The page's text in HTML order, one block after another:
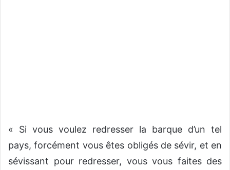
« Si vous voulez redresser la barque d’un tel
pays, forcément vous êtes obligés de sévir, et en
sévissant pour redresser, vous vous faites des